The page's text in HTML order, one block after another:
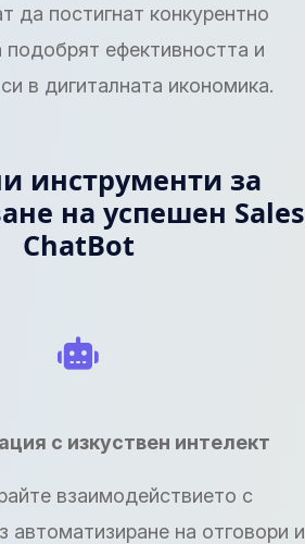
да постигнат конкурентно
ефективността и
в дигиталната икономика.
инструменти за
на успешен Sales
ChatBot
с изкуствен интелект
взаимодействието с
автоматизиране на отговори и